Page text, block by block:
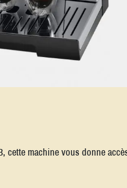
cette machine vous donne